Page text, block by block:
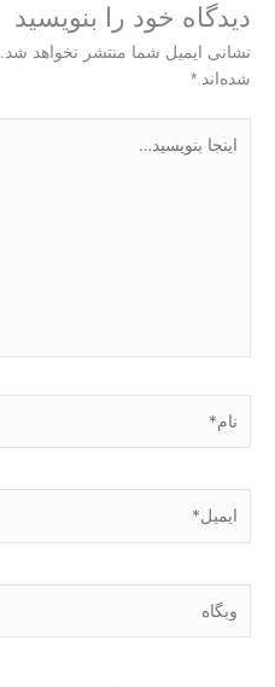
دیدگاه‌ خود را بنویسید
نشانی ایمیل شما منتشر نخواهد شد.
شده‌اند *
بنویسید…